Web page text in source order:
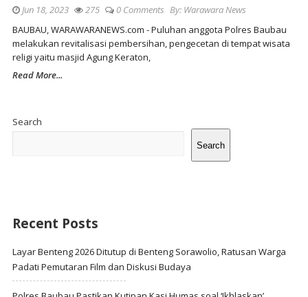
Jun 18, 2023 275 0 Comments By: Warawara News
BAUBAU, WARAWARANEWS.com - Puluhan anggota Polres Baubau
melakukan revitalisasi pembersihan, pengecetan di tempat wisata
religi yaitu masjid Agung Keraton,
Read More...
Search
Search
Recent Posts
Layar Benteng 2026 Ditutup di Benteng Sorawolio, Ratusan Warga
Padati Pemutaran Film dan Diskusi Budaya